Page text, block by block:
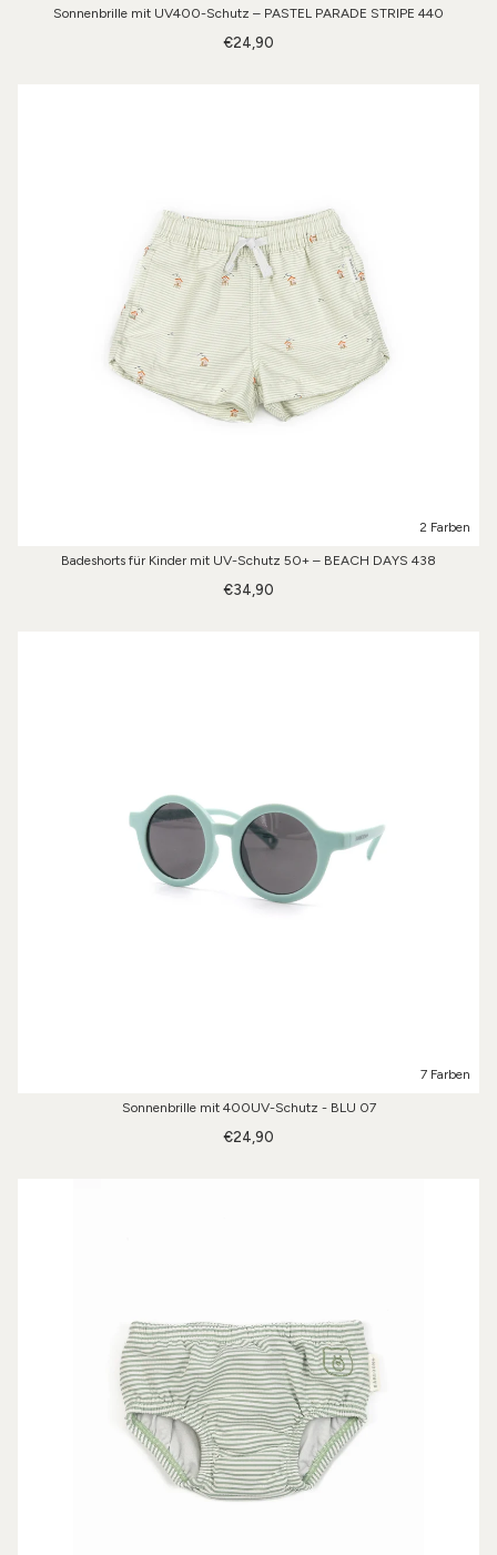
Sonnenbrille mit UV400-Schutz – PASTEL PARADE STRIPE 440
€24,90
2 Farben
Badeshorts für Kinder mit UV-Schutz 50+ – BEACH DAYS 438
€34,90
7 Farben
Sonnenbrille mit 400UV-Schutz - BLU 07
€24,90